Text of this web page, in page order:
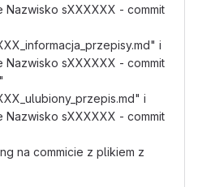
Nazwisko sXXXXXX - commit
i
Nazwisko sXXXXXX - commit
i
Nazwisko sXXXXXX - commit
na commicie z plikiem z